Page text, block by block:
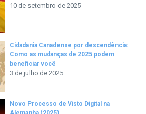
10 de setembro de 2025
Cidadania Canadense por descendência:
Como as mudanças de 2025 podem
beneficiar você
3 de julho de 2025
Novo Processo de Visto Digital na